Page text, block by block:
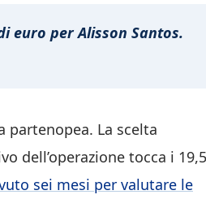
euro per Alisson Santos.
La scelta
dell’operazione tocca i 19,5
sei mesi per valutare le